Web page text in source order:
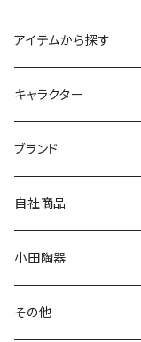
アイテムから探す
九谷焼
マグ＆カップ
プレート
ボウル
ガラスウェア
キャラクター
ムーミン
80th記念アイテム
リトルミイの日記念アイテ
MOOMIN
スヌーピー
ピーターラビット
ブランド
LA AMYS(エミーズ)
LISA LARSON(リサラ
LAURA ASHLEY(ロ
自社商品
ねこ企画
Cecera(セセラ)
小田陶器
さざなみ
その他